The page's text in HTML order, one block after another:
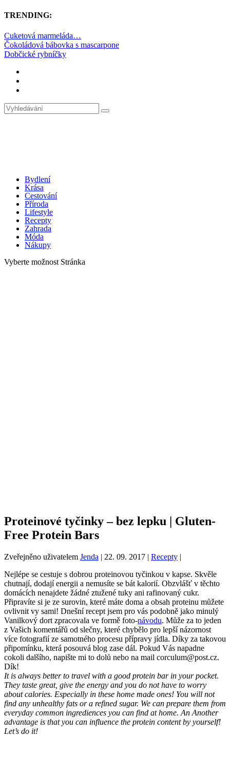
TRENDING:
Cuketová marmeláda…
Čokoládová bábovka s mascarpone
Dobčické rybníčky
Bydlení
Krása
Cestování
Příroda
Lifestyle
Recepty
Zahrada
Móda
Nákupy
Vyberte možnost Stránka
Proteinové tyčinky – bez lepku | Gluten-
Free Protein Bars
Zveřejněno uživatelem Jenda | 22. 09. 2017 | Recepty |
Nejlépe se cestuje s dobrou proteinovou tyčinkou v kapse. Skvěle
chutnají, dodají energii a nemusíte se bát kalorií. Obzvlášť v těchto
domácích nenajdete žádné ztužené tuky ani rafinovaný cukr.
Připravíte si je ze surovin, které máte doma a obsah proteinu můžete
ovlivnit vy sami! Dnešní recept jsem pro vás podobně jako minulý
Vanilkový dort zpracovala ve formě foto-návodu. Může za to jeden
z Vašich komentářů od slečny, které chybělo pro lepší názornost
více fotografií ze samotného procesu přípravy jídla. Díky za takovou
připomínku, která posouvá blog zase dál. Pokud Vás napadne
cokoli dalšího, napište mi to dolů nebo na mail corculum@post.cz.
Dík!
It is always better to travel with a good protein bar in your pocket.
They taste great, give the energy and you do not have to worry
about calories. Especially in these home made ones! You will not
find any unhealthy fats or a refined sugar. We can prepare them from
everyday common ingrediences you can find at home. An Another
advantage is that you can influence the protein content by yourself!
Let’s do it!